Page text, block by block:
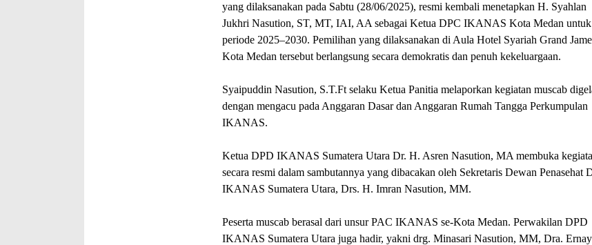
yang dilaksanakan pada Sabtu (28/06/2025), resmi kembali menetapkan H. Syahlan
Jukhri Nasution, ST, MT, IAI, AA sebagai Ketua DPC IKANAS Kota Medan untuk
periode 2025–2030. Pemilihan yang dilaksanakan di Aula Hotel Syariah Grand
Kota Medan tersebut berlangsung secara demokratis dan penuh kekeluargaan.
Syaipuddin Nasution, S.T.Ft selaku Ketua Panitia melaporkan kegiatan muscab
dengan mengacu pada Anggaran Dasar dan Anggaran Rumah Tangga Perkumpulan
IKANAS.
Ketua DPD IKANAS Sumatera Utara Dr. H. Asren Nasution, MA membuka
secara resmi dalam sambutannya yang dibacakan oleh Sekretaris Dewan Penasehat
IKANAS Sumatera Utara, Drs. H. Imran Nasution, MM.
Peserta muscab berasal dari unsur PAC IKANAS se-Kota Medan. Perwakilan DPD
IKANAS Sumatera Utara juga hadir, yakni drg. Minasari Nasution, MM, Dra.